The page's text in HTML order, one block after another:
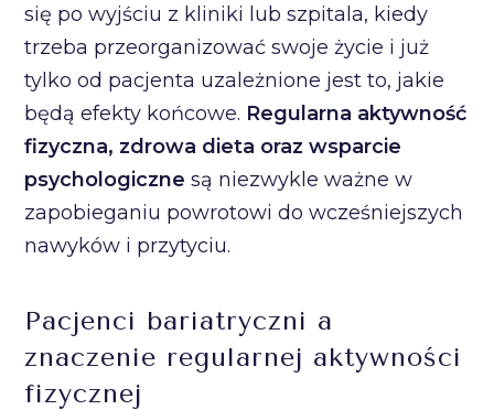
się po wyjściu z kliniki lub szpitala, kiedy
trzeba przeorganizować swoje życie i już
tylko od pacjenta uzależnione jest to, jakie
będą efekty końcowe. Regularna aktywność
fizyczna, zdrowa dieta oraz wsparcie
psychologicznesą niezwykle ważne w
zapobieganiu powrotowi do wcześniejszych
nawyków i przytyciu.
Pacjenci bariatryczni a
znaczenie regularnej aktywności
fizycznej